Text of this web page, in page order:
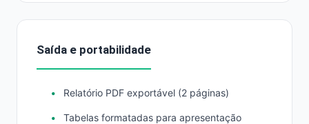
Saída e portabilidade
Relatório PDF exportável (2 páginas)
Tabelas formatadas para apresentação